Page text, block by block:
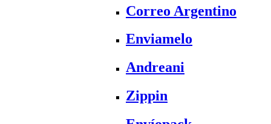
Correo Argentino
Enviamelo
Andreani
Zippin